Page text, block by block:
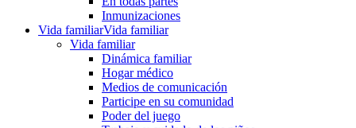
Inmunizaciones
Vida familiarVida familiar
Vida familiar
Dinámica familiar
Hogar médico
Medios de comunicación
Participe en su comunidad
Poder del juego